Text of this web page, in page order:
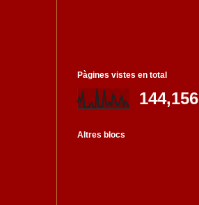
Pàgines vistes en total
144,156
Altres blocs